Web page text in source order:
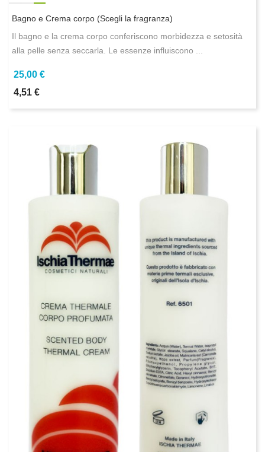
Bagno e Crema corpo (Scegli la fragranza)
Il bagno e la crema corpo conferiscono morbidezza e setosità
alla pelle senza seccarla. Le essenze influiscono ...
25,00 €
4,51 €